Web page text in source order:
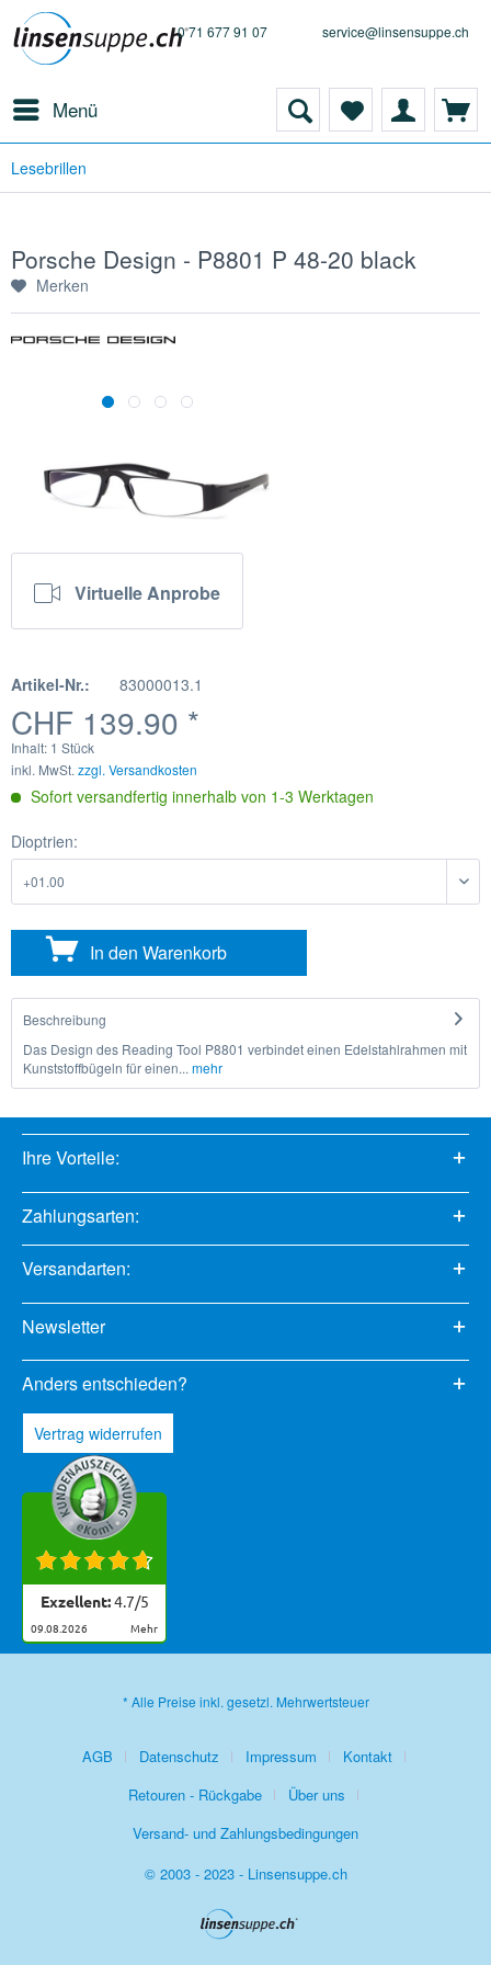
0 71 677 91 07 service@linsensuppe.ch
Menü
Lesebrillen
Porsche Design - P8801 P 48-20 black
Merken
Virtuelle Anprobe
Artikel-Nr.: 83000013.1
CHF 139.90 *
Inhalt: 1 Stück
inkl. MwSt. zzgl. Versandkosten
Sofort versandfertig innerhalb von 1-3 Werktagen
Dioptrien:
In den Warenkorb
Beschreibung
Das Design des Reading Tool P8801 verbindet einen Edelstahlrahmen mit
Kunststoffbügeln für einen... mehr
Ihre Vorteile:
Zahlungsarten:
Versandarten:
Newsletter
Anders entschieden?
Vertrag widerrufen
Exzellent:4.7/5
09.08.2026 mehr
* Alle Preise inkl. gesetzl. Mehrwertsteuer
AGB Datenschutz Impressum
Kontakt
Retouren - Rückgabe
Über uns
Versand- und Zahlungsbedingungen
© 2003 - 2023 - Linsensuppe.ch